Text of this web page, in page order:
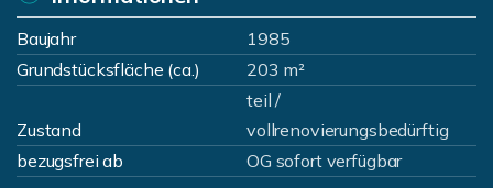
Baujahr
1985
Grundstücksfläche (ca.)
203 m²
Zustand
teil /
vollrenovierungsbedürftig
bezugsfrei ab
OG sofort verfügbar